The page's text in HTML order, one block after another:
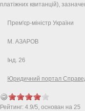
платіжних квитанцій),
Прем'єр-міністр України
М. АЗАРОВ
Інд. 26
Юридичний портал
Рейтинг: 4.9/5, основан на 25